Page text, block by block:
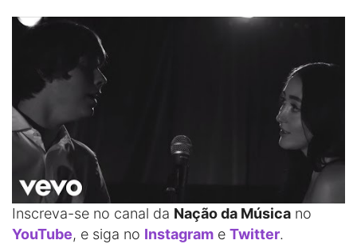
Inscreva-se no canal da Nação da Música no
YouTube, e siga no Instagram e Twitter.